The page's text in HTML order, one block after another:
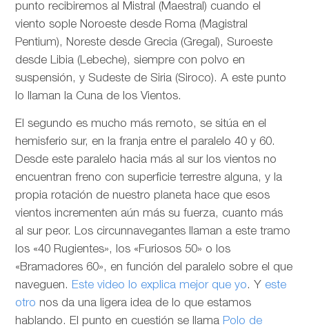
punto recibiremos al Mistral (Maestral) cuando el
viento sople Noroeste desde Roma (Magistral
Pentium), Noreste desde Grecia (Gregal), Suroeste
desde Libia (Lebeche), siempre con polvo en
suspensión, y Sudeste de Siria (Siroco). A este punto
lo llaman la Cuna de los Vientos.
El segundo es mucho más remoto, se sitúa en el
hemisferio sur, en la franja entre el paralelo 40 y 60.
Desde este paralelo hacia más al sur los vientos no
encuentran freno con superficie terrestre alguna, y la
propia rotación de nuestro planeta hace que esos
vientos incrementen aún más su fuerza, cuanto más
al sur peor. Los circunnavegantes llaman a este tramo
los «40 Rugientes», los «Furiosos 50» o los
«Bramadores 60», en función del paralelo sobre el que
naveguen. Este video lo explica mejor que yo. Y este
otro nos da una ligera idea de lo que estamos
hablando. El punto en cuestión se llama Polo de